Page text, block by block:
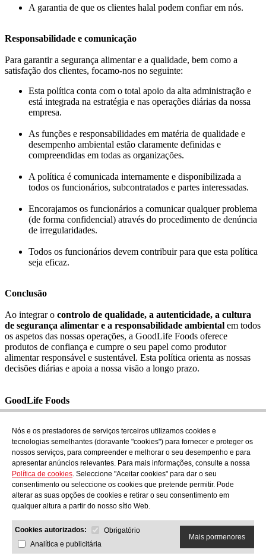
Nós e os prestadores de serviços terceiros utilizamos cookies e
tecnologias semelhantes (doravante "cookies") para fornecer e proteger os
nossos serviços, para compreender e melhorar o seu desempenho e para
apresentar anúncios relevantes. Para mais informações, consulte a nossa
Política de cookies. Seleccione "Aceitar cookies" para dar o seu
consentimento ou seleccione os cookies que pretende permitir. Pode
alterar as suas opções de cookies e retirar o seu consentimento em
qualquer altura a partir do nosso sítio Web.
Cookies autorizados:
Obrigatório
Analítica e publicitária
Mais pormenores
A garantia de que os clientes halal podem confiar em nós.
Responsabilidade e comunicação
Para garantir a segurança alimentar e a qualidade, bem como a
satisfação dos clientes, focamo-nos no seguinte:
Esta política conta com o total apoio da alta administração e
está integrada na estratégia e nas operações diárias da nossa
empresa.
As funções e responsabilidades em matéria de qualidade e
desempenho ambiental estão claramente definidas e
compreendidas em todas as organizações.
A política é comunicada internamente e disponibilizada a
todos os funcionários, subcontratados e partes interessadas.
Encorajamos os funcionários a comunicar qualquer problema
(de forma confidencial) através do procedimento de denúncia
de irregularidades.
Todos os funcionários devem contribuir para que esta política
seja eficaz.
Conclusão
Ao integrar o controlo de qualidade, a autenticidade, a cultura
de segurança alimentar e a responsabilidade ambiental em todos
os aspetos das nossas operações, a GoodLife Foods oferece
produtos de confiança e cumpre o seu papel como produtor
alimentar responsável e sustentável. Esta política orienta as nossas
decisões diárias e apoia a nossa visão a longo prazo.
GoodLife Foods
Subscrever
Descubra o que está a cozinhar em AudensFood.
Li e aceito a Política de privacidade
NósAudens news Productos Blogue gastronómico Contacto
Trabalhar connosco
AUDENS FOOD S.A. C/ Jordi Camp, 25 - 08403 Granollers
Política de privacidadeAviso legal Política de cookies